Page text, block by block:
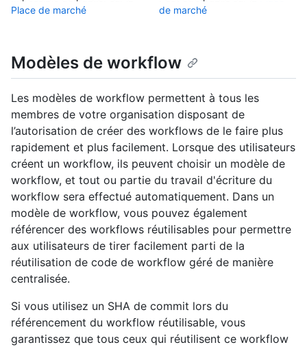
Place de marché
de marché
Modèles de workflow
Les modèles de workflow permettent à tous les
membres de votre organisation disposant de
l’autorisation de créer des workflows de le faire plus
rapidement et plus facilement. Lorsque des utilisateurs
créent un workflow, ils peuvent choisir un modèle de
workflow, et tout ou partie du travail d'écriture du
workflow sera effectué automatiquement. Dans un
modèle de workflow, vous pouvez également
référencer des workflows réutilisables pour permettre
aux utilisateurs de tirer facilement parti de la
réutilisation de code de workflow géré de manière
centralisée.
Si vous utilisez un SHA de commit lors du
référencement du workflow réutilisable, vous
garantissez que tous ceux qui réutilisent ce workflow